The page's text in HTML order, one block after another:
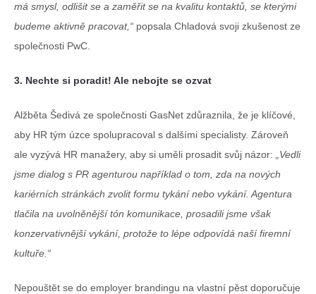
má smysl, odlišit se a zaměřit se na kvalitu kontaktů, se kterými
budeme aktivně pracovat,“ popsala Chladová svoji zkušenost ze
společnosti PwC.
3. Nechte si poradit! Ale nebojte se ozvat
Alžběta Šedivá ze společnosti GasNet zdůraznila, že je klíčové,
aby HR tým úzce spolupracoval s dalšími specialisty. Zároveň
ale vyzývá HR manažery, aby si uměli prosadit svůj názor:
„Vedli
jsme dialog s PR agenturou například o tom, zda na nových
kariérních stránkách zvolit formu tykání nebo vykání. Agentura
tlačila na uvolněnější tón komunikace, prosadili jsme však
konzervativnější vykání, protože to lépe odpovídá naší firemní
kultuře.“
Nepouštět se do employer brandingu na vlastní pěst doporučuje